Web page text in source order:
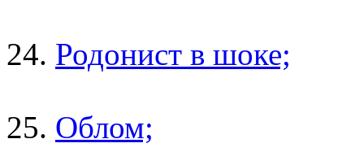
24. Родонист в шоке;
25. Облом;